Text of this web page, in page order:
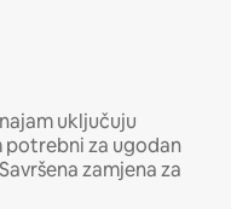
uključuju
potrebni za ugodan
zamjena za